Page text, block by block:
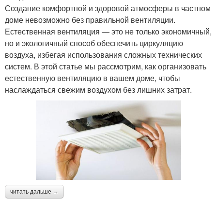
Создание комфортной и здоровой атмосферы в частном
доме невозможно без правильной вентиляции.
Естественная вентиляция — это не только экономичный,
но и экологичный способ обеспечить циркуляцию
воздуха, избегая использования сложных технических
систем. В этой статье мы рассмотрим, как организовать
естественную вентиляцию в вашем доме, чтобы
наслаждаться свежим воздухом без лишних затрат.
читать дальше →